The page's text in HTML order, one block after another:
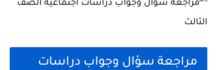
مراجعة سؤال وجواب دراسات